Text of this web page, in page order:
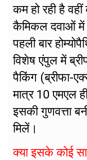
कम हो रही है
कैमिकल दवाओं में
पहली बार
विशेष एंपुल में
पैकिंग (ब्रीफा-
मात्र 10 एमएल
इसकी गुणवत्ता
मिलें।
क्या इसके कोई